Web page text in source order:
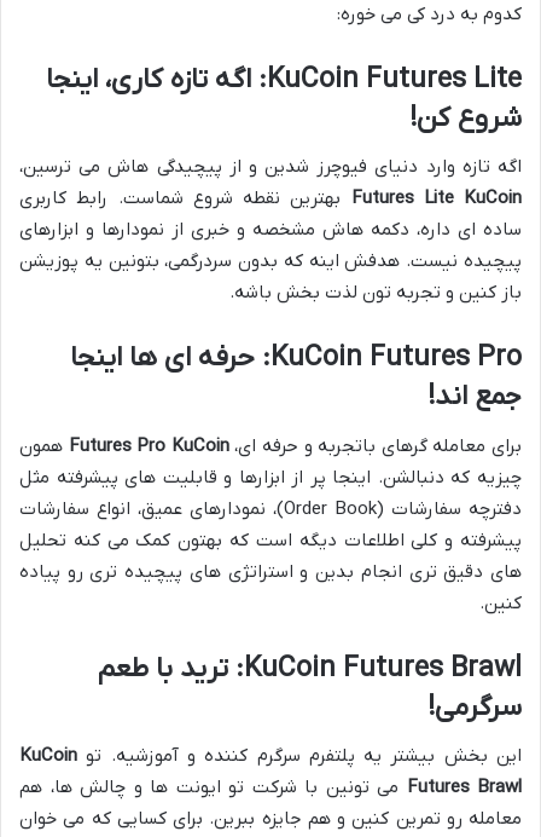
کدوم به درد کی می خوره:
KuCoin Futures Lite: اگه تازه کاری، اینجا
شروع کن!
اگه تازه وارد دنیای فیوچرز شدین و از پیچیدگی هاش می ترسین،
Futures Lite KuCoin بهترین نقطه شروع شماست. رابط کاربری
ساده ای داره، دکمه هاش مشخصه و خبری از نمودارها و ابزارهای
پیچیده نیست. هدفش اینه که بدون سردرگمی، بتونین یه پوزیشن
باز کنین و تجربه تون لذت بخش باشه.
KuCoin Futures Pro: حرفه ای ها اینجا
جمع اند!
برای معامله گرهای باتجربه و حرفه ای،Futures Pro KuCoin همون
چیزیه که دنبالشن. اینجا پر از ابزارها و قابلیت های پیشرفته مثل
دفترچه سفارشات (Order Book)، نمودارهای عمیق، انواع سفارشات
پیشرفته و کلی اطلاعات دیگه است که بهتون کمک می کنه تحلیل
های دقیق تری انجام بدین و استراتژی های پیچیده تری رو پیاده
کنین.
KuCoin Futures Brawl: ترید با طعم
سرگرمی!
این بخش بیشتر یه پلتفرم سرگرم کننده و آموزشیه. تو KuCoin
Futures Brawl می تونین با شرکت تو ایونت ها و چالش ها، هم
معامله رو تمرین کنین و هم جایزه ببرین. برای کسایی که می خوان